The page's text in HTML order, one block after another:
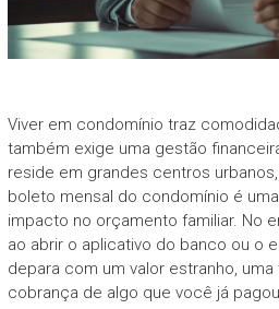
Viver em condomínio traz
também exige uma gestão
reside em grandes centros
boleto mensal do condomínio é
impacto no orçamento familiar. No
ao abrir o aplicativo do banco ou o
depara com um valor estranho,
cobrança de algo que você já